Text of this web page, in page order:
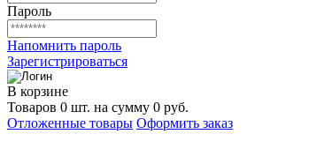
Пароль
Напомнить пароль
Зарегистрироваться
В корзине
Товаров 0 шт. на сумму 0 руб.
Отложенные товары Оформить заказ